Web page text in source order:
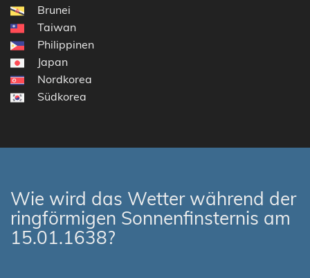
Brunei
Taiwan
Philippinen
Japan
Nordkorea
Südkorea
Wie wird das Wetter während der
ringförmigen Sonnenfinsternis am
15.01.1638?